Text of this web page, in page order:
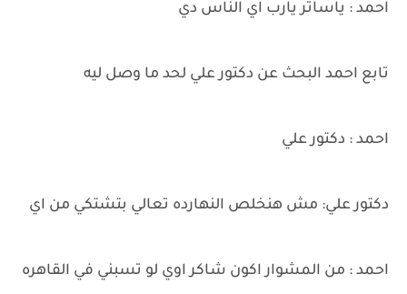
احمد : ياساتر يارب اي الناس دي
تابع احمد البحث عن دكتور علي لحد ما وصل ليه
احمد : دكتور علي
دكتور علي: مش هنخلص النهارده تعالي بتشتكي من اي
احمد : من المشوار اكون شاكر اوي لو تسبني في القاهره